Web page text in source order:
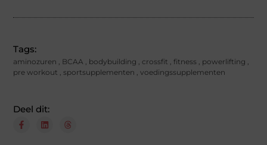
Tags:
aminozuren BCAA bodybuilding crossfit fitness powerlifting
pre workout
sportsupplementen ,voedingssupplementen
Deel dit: